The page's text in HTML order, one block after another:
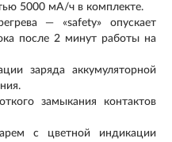
5000 мА/ч в комплекте.
— «safety» опускает
после 2 минут работы на
заряда аккумуляторной
замыкания контактов
с цветной индикации